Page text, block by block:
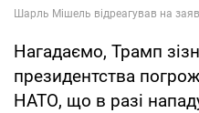
Нагадаємо, Трамп
президентства
НАТО, що в разі